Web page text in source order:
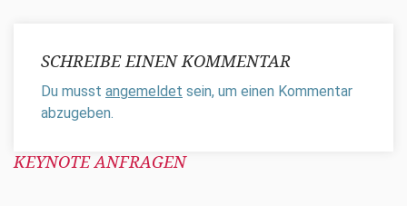
SCHREIBE EINEN KOMMENTAR
Du musst angemeldet sein, um einen Kommentar
abzugeben.
KEYNOTE ANFRAGEN